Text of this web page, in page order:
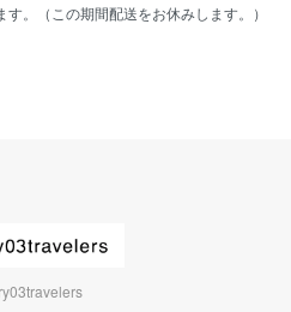
。（この期間配送をお休みします。）